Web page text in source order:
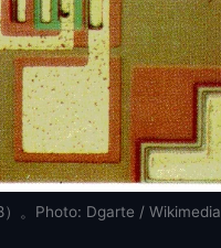
。Photo: Dgarte / Wikimedia